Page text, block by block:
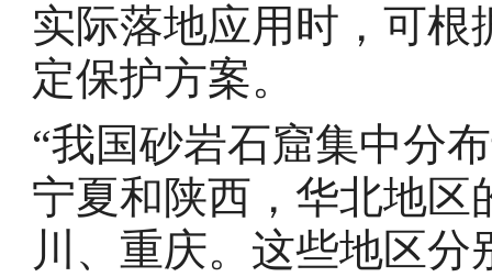
实际落地应用时，可
定保护方案。
“我国砂岩石窟集中分
宁夏和陕西，华北地区
川、重庆。这些地区